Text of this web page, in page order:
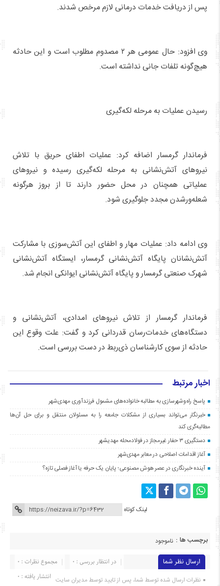
پس از دریافت خدمات درمانی لازم مرخص شدند.
وی افزود: حال عمومی هر ۲ مصدوم مطلوب است و این حادثه
هیچ‌گونه تلفات جانی نداشته است.
رسیدن عملیات به مرحله لکه‌گیری
فرماندار گرمسار اضافه کرد: عملیات اطفای حریق با تلاش
نیروهای آتش‌نشانی به مرحله لکه‌گیری رسیده و نیروهای
عملیاتی همچنان در محل حضور دارند تا از بروز هرگونه
شعله‌ورشدن مجدد جلوگیری شود.
وی ادامه داد: عملیات مهار و اطفای این آتش‌سوزی با مشارکت
آتش‌نشانان پایگاه آتش‌نشانی گرمسار، ایستگاه آتش‌نشانی
شهرک صنعتی گرمسار و پایگاه آتش‌نشانی ایوانکی انجام شد.
فرماندار گرمسار از تلاش نیروهای امدادی، آتش‌نشانی و
دستگاه‌های خدمات‌رسان قدردانی کرد و گفت: علت وقوع این
حادثه از سوی کارشناسان ذی‌ربط در دست بررسی است.
اخبار مرتبط
پاسخ راه‌وشهرسازی به مطالبه خانواده‌های مشمول فرزندآوری مهدی‌شهر
خبرنگار می‌تواند بسیاری از مشکلات جامعه را به مسئولان منتقل و برای حل آن‌ها
مطالبه‌گری کند
دستگیری ۳ حفار غیرمجاز در فولادمحله مهدیشهر
آغاز اقدامات اصلاحی در معابر مهدی‌شهر
آینده خبرنگاری در عصر هوش مصنوعی؛ پایان یک حرفه یا آغاز فصلی تازه؟
لینک کوتاه
برچسب ها : ناموجود
ارسال نظر شما مجموع نظرات : 0
در انتظار بررسی : 0
انتشار یافته : ۰ نظرات ارسال شده توسط شما، پس از تایید توسط مدیران سایت